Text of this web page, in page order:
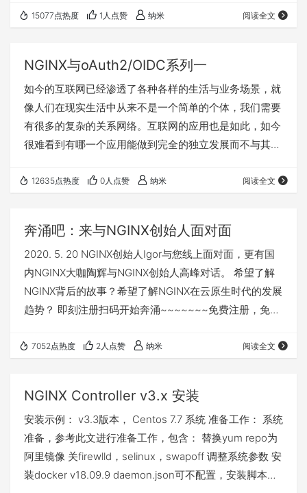
可以完全依赖NGINX实现呢？ 正如前篇文章所分析，在
做以下几个事情： 收到…
15077点热度 1人点赞 纳米 阅读全文
NGINX与oAuth2/OIDC系列一
如今的互联网已经渗透了各种各样的生活与业务场景，就
像人们在现实生活中从来不是一个简单的个体，我们需要
有很多的复杂的关系网络。互联网的应用也是如此，如今
很难看到有哪一个应用能做到完全的独立发展而不与其周
纵连横，彼此之间需要大量的信息共享。这些复杂的关系
的日常生活中，你可能需要使用数十个APP, 这些APP各自
拥有独立的账号密码，你就需要维护不同的这些账号与密
码，你可…
12635点热度 0人点赞 纳米 阅读全文
奔涌吧：来与NGINX创始人面对面
2020. 5. 20 NGINX创始人Igor与您线上面对面，更有国
内NGINX大咖陶辉与NGINX创始人高峰对话。 希望了解
NGINX背后的故事？希望了解NGINX在云原生时代的发展
趋势？ 即刻注册扫码开始奔涌~~~~~~~免费注册，免费
用cnadn作为推荐人注册的，可以免费获得本站内容下载
7052点热度 2人点赞 纳米 阅读全文
NGINX Controller v3.x 安装
安装示例： v3.3版本， Centos 7.7 系统 准备工作： 系统
准备，参考此文进行准备工作，包含： 替换yum repo为
阿里镜像 关firewlld，selinux，swapoff 调整系统参数 安
装docker v18.09.9 daemon.json可不配置，安装脚本会